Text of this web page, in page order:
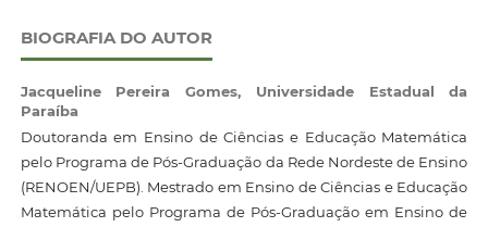
BIOGRAFIA DO AUTOR
Jacqueline Pereira Gomes, Universidade Estadual da
Paraíba
Doutoranda em Ensino de Ciências e Educação Matemática
pelo Programa de Pós-Graduação da Rede Nordeste de Ensino
(RENOEN/UEPB). Mestrado em Ensino de Ciências e Educação
Matemática pelo Programa de Pós-Graduação em Ensino de